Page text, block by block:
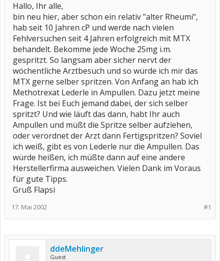
Hallo, Ihr alle,
bin neu hier, aber schon ein relativ "alter Rheumi",
hab seit 10 Jahren cP und werde nach vielen
Fehlversuchen seit 4 Jahren erfolgreich mit MTX
behandelt. Bekomme jede Woche 25mg i.m.
gespritzt. So langsam aber sicher nervt der
wöchentliche Arztbesuch und so würde ich mir das
MTX gerne selber spritzen. Von Anfang an hab ich
Methotrexat Lederle in Ampullen. Dazu jetzt meine
Frage. Ist bei Euch jemand dabei, der sich selber
spritzt? Und wie läuft das dann, habt Ihr auch
Ampullen und müßt die Spritze selber aufziehen,
oder verordnet der Arzt dann Fertigspritzen? Soviel
ich weiß, gibt es von Lederle nur die Ampullen. Das
würde heißen, ich müßte dann auf eine andere
Herstellerfirma ausweichen. Vielen Dank im Voraus
für gute Tipps.
Gruß Flapsi
#1
17. Mai 2002
ddeMehlinger
Guest